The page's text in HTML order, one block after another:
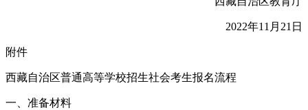
2022年11月21日
附件
西藏自治区普通高等学校招生社会考生报名流程
一、准备材料